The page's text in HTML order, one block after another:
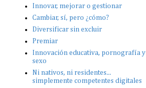
Innovar, mejorar o gestionar
Cambiar, sí, pero ¿cómo?
Diversificar sin excluir
Premiar
Innovación educativa, pornografía y
sexo
Ni nativos, ni residentes...
simplemente competentes digitales